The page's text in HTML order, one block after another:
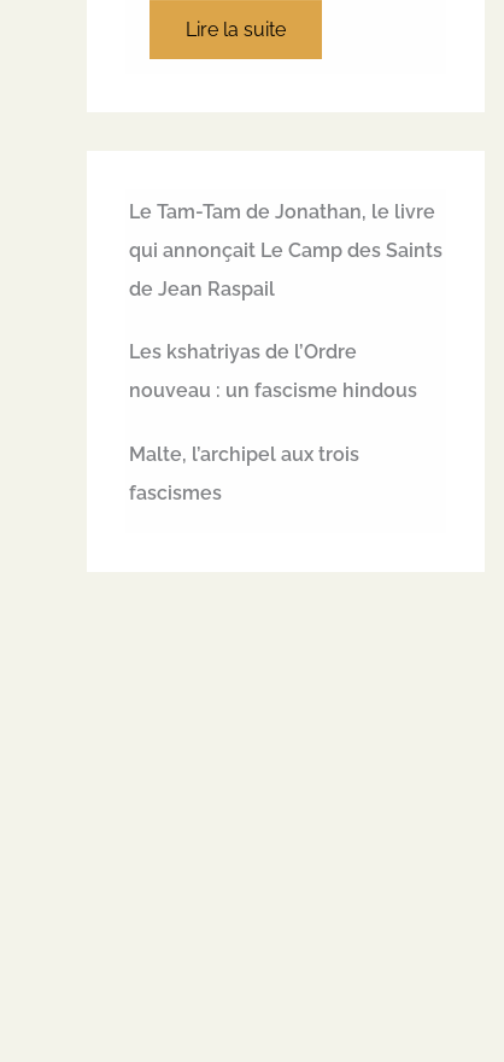
Lire la suite
Le Tam-Tam de Jonathan, le livre
qui annonçait Le Camp des Saints
de Jean Raspail
Les kshatriyas de l’Ordre
nouveau : un fascisme hindous
Malte, l’archipel aux trois
fascismes